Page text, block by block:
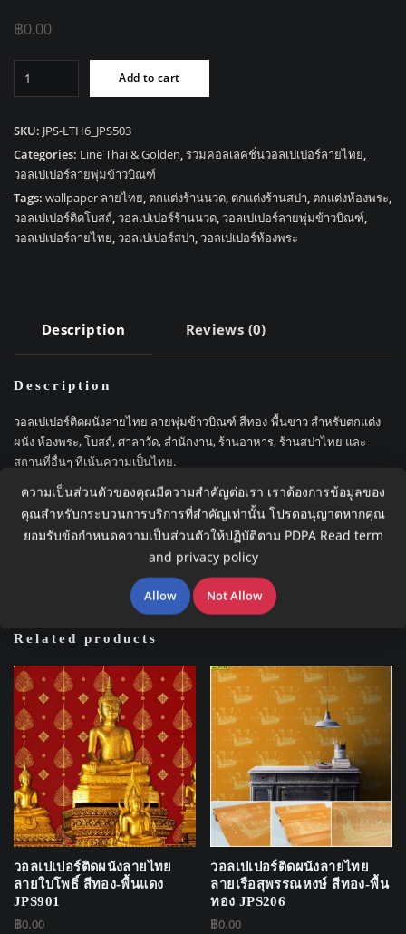
ความเป็นส่วนตัวของคุณมีความสำคัญต่อเรา เราต้องการข้อมูลของ
คุณสำหรับกระบวนการบริการที่สำคัญเท่านั้น โปรดอนุญาตหากคุณ
ยอมรับข้อกำหนดความเป็นส่วนตัวให้ปฏิบัติตาม PDPA Read term
and privacy policy
Allow Not Allow
฿0.00
ลาย
ไทย
ลาย
ข้าว
JPS503
Add to cart
SKU: JPS-LTH6_JPS503
Categories: Line Thai & Golden รวมคอลเลคชั่นวอลเปเปอร์ลายไทย
วอลเปเปอร์ลายพุ่มข้าวบิณฑ์
Tags: wallpaper ลายไทย, ตกแต่งร้านนวด, ตกแต่งร้านสปา, ตกแต่งห้องพระ,
วอลเปเปอร์ติดโบสถ์,วอลเปเปอร์ร้านนวด,วอลเปเปอร์ลายพุ่มข้าวบิณฑ์,
วอลเปเปอร์ลายไทย,วอลเปเปอร์สปา,วอลเปเปอร์ห้องพระ
Description Reviews (0)
Description
วอลเปเปอร์ติดผนังลายไทย ลายพุ่มข้าวบิณฑ์ สีทอง-พื้นขาว สำหรับตกแต่ง
ผนัง ห้องพระ, โบสถ์, ศาลาวัด, สำนักงาน, ร้านอาหาร, ร้านสปาไทย และ
สถานที่อื่นๆ ทีเน้นความเป็นไทย.
วอลเปเปอร์ชนิดไวนิลหลังกระดาษ ขนาดหน้ากว้าง 51 เซนติเมตร ยาว 10
เมตร, 1 ม้วนติดได้ประมาณ 4 ตารางเมตร (เผื่อต่อลายและการติดตั้ง)
การติดตั้ง วอลเปเปอร์ไม่มีกาวในตัว ต้องทากาวที่กระดาษด้านหลังเพื่อติดตั้ง
Related products
วอลเปเปอร์ติดผนังลายไทย
ลายใบโพธิ์ สีทอง-พื้นแดง
JPS901
฿0.00
วอลเปเปอร์ติดผนังลายไทย
ลายเรือสุพรรณหงษ์ สีทอง-พื้น
ทอง JPS206
฿0.00